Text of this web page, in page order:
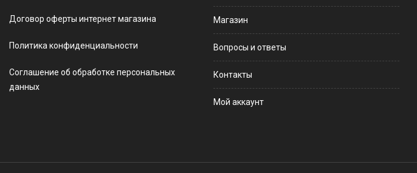
Договор оферты интернет магазина
Политика конфиденциальности
Соглашение об обработке персональных
данных
Магазин
Вопросы и ответы
Контакты
Мой аккаунт